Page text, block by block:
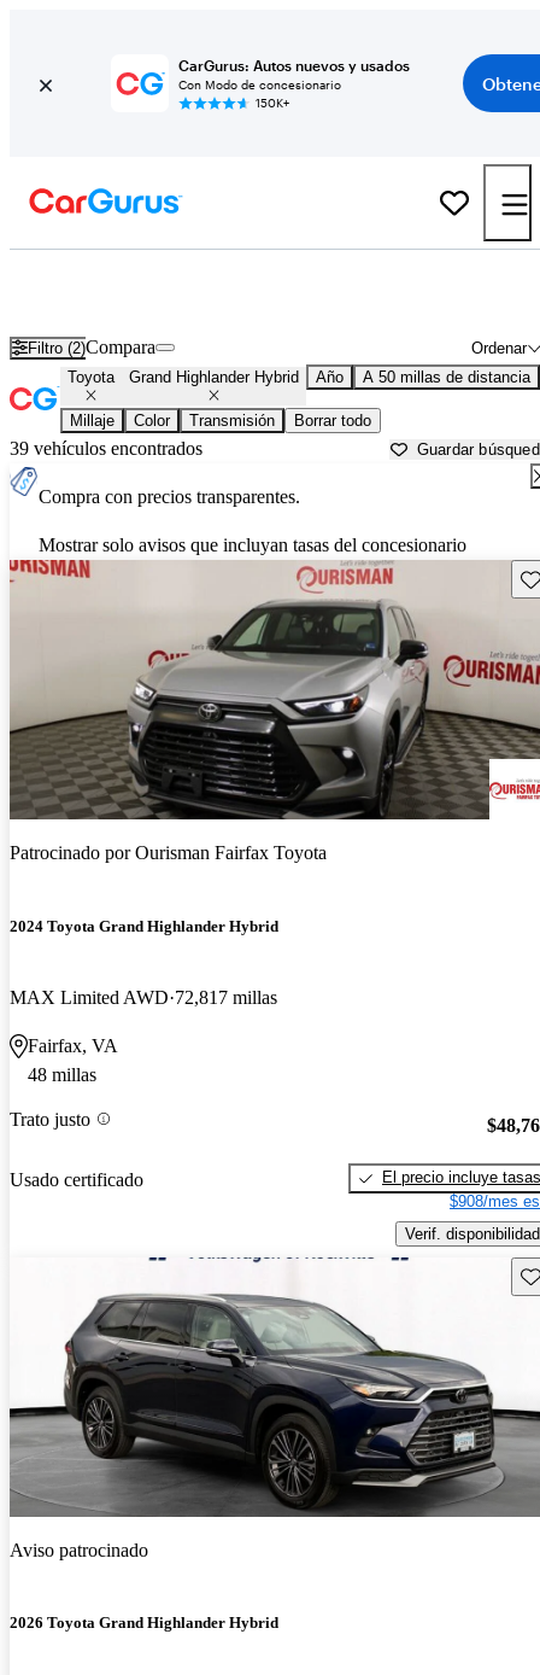
CarGurus: Autos nuevos y usados
Con Modo de concesionario
150K+
Filtro (2) Ordenar
Compara
Toyota Grand Highlander Hybrid Año A 50 millas de distancia
Millaje Color Transmisión Borrar todo
39 vehículos encontrados Guardar
Compra con precios transparentes.
Mostrar solo avisos que incluyan tasas del concesionario
Patrocinado porOurisman Fairfax Toyota
2024 Toyota Grand Highlander Hybrid
MAX Limited AWD 72,817 millas
Fairfax, VA
48 millas
Trato justo
Usado certificado
El precio incluye tasas
$908/mes
Verif. disponibilidad
Aviso patrocinado
2026 Toyota Grand Highlander Hybrid